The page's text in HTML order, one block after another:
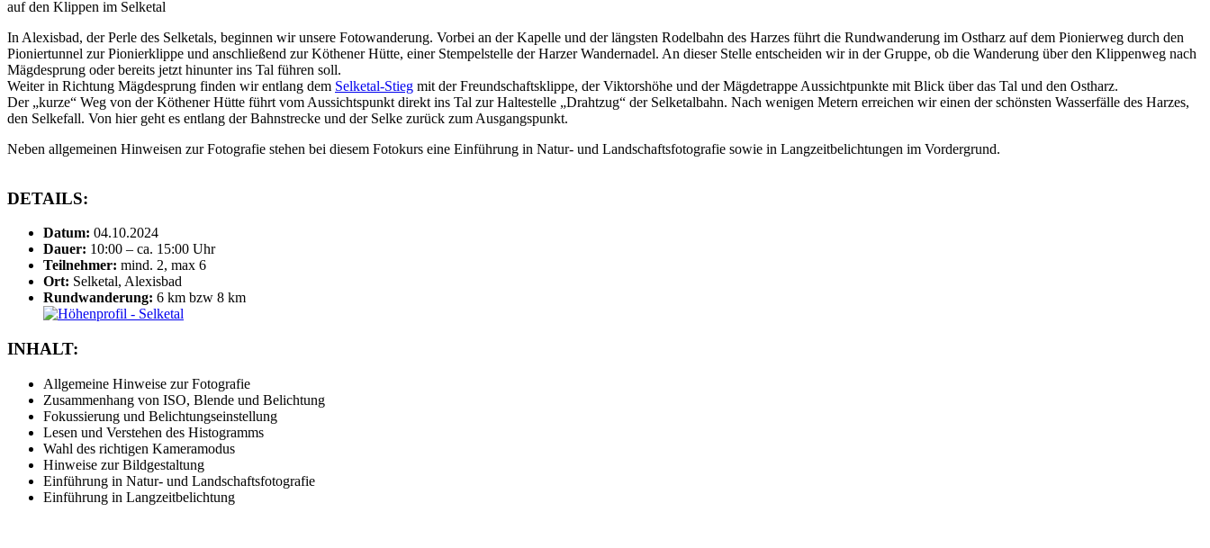
auf den Klippen im Selketal
In Alexisbad, der Perle des Selketals, beginnen wir unsere Fotowanderung. Vorbei an der Kapelle und der längsten Rodelbahn des Harzes führt die Rundwanderung im Ostharz auf dem Pionierweg durch den
Pioniertunnel zur Pionierklippe und anschließend zur Köthener Hütte, einer Stempelstelle der Harzer Wandernadel. An dieser Stelle entscheiden wir in der Gruppe, ob die Wanderung über den Klippenweg nach
Mägdesprung oder bereits jetzt hinunter ins Tal führen soll.
Weiter in Richtung Mägdesprung finden wir entlang dem Selketal-Stieg mit der Freundschaftsklippe, der Viktorshöhe und der Mägdetrappe Aussichtpunkte mit Blick über das Tal und den Ostharz.
Der „kurze“ Weg von der Köthener Hütte führt vom Aussichtspunkt direkt ins Tal zur Haltestelle „Drahtzug“ der Selketalbahn. Nach wenigen Metern erreichen wir einen der schönsten Wasserfälle des Harzes,
den Selkefall. Von hier geht es entlang der Bahnstrecke und der Selke zurück zum Ausgangspunkt.
Neben allgemeinen Hinweisen zur Fotografie stehen bei diesem Fotokurs eine Einführung in Natur- und Landschaftsfotografie sowie in Langzeitbelichtungen im Vordergrund.
DETAILS:
Datum: 04.10.2024
Dauer: 10:00 – ca. 15:00 Uhr
Teilnehmer: mind. 2, max 6
Ort: Selketal, Alexisbad
Rundwanderung: 6 km bzw 8 km
INHALT:
Allgemeine Hinweise zur Fotografie
Zusammenhang von ISO, Blende und Belichtung
Fokussierung und Belichtungseinstellung
Lesen und Verstehen des Histogramms
Wahl des richtigen Kameramodus
Hinweise zur Bildgestaltung
Einführung in Natur- und Landschaftsfotografie
Einführung in Langzeitbelichtung